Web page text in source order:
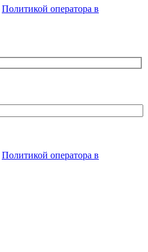
Политикой оператора в
Политикой оператора в